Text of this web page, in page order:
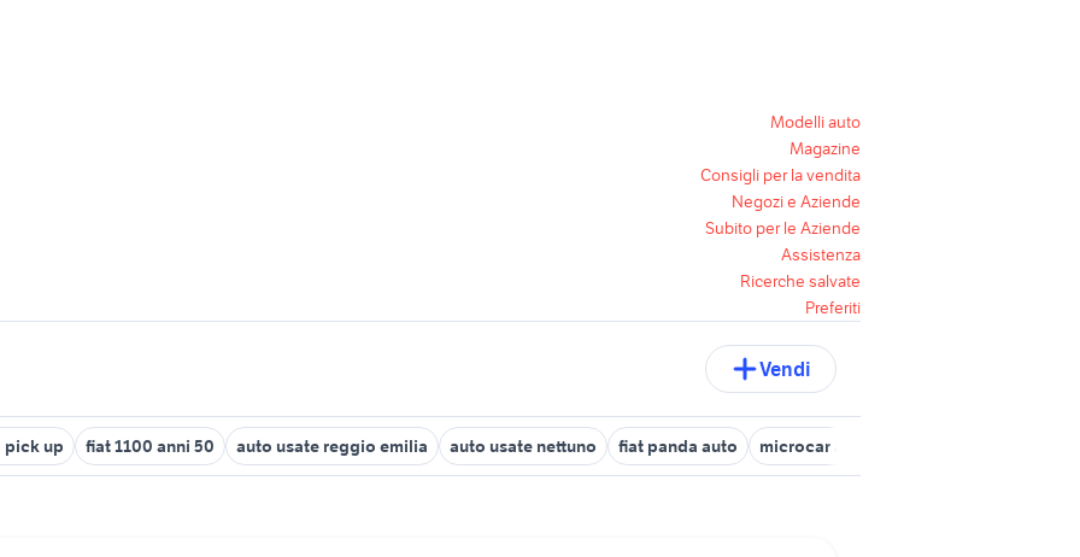
Modelli auto
Magazine
Consigli per la vendita
Negozi e Aziende
Subito per le Aziende
Assistenza
Ricerche salvate
Preferiti
Vendi
up fiat 1100 anni 50 auto usate reggio emilia auto usate nettuno fiat panda auto microcar auto